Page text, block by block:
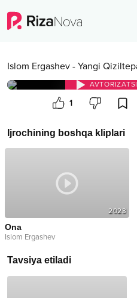
Islom Ergashev - Yangi
1
Ijrochining boshqa kliplari
2023
Ona
Islom Ergashev
Tavsiya etiladi